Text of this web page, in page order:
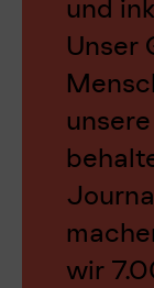
und
Unser
wir